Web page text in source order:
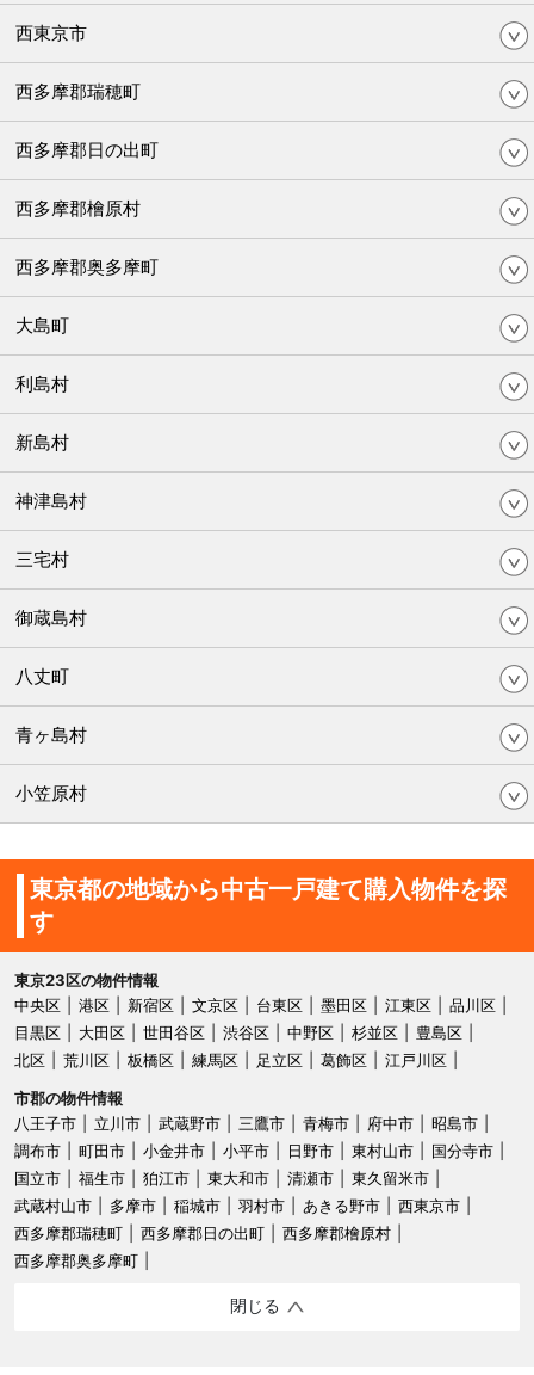
西東京市
西多摩郡瑞穂町
西多摩郡日の出町
西多摩郡檜原村
西多摩郡奥多摩町
大島町
利島村
新島村
神津島村
三宅村
御蔵島村
八丈町
青ヶ島村
小笠原村
東京都の地域から中古一戸建て購入物件を探
す
東京23区の物件情報
中央区
港区 新宿区 文京区 台東区 墨田区 江東区
品川区
目黒区
大田区 世田谷区 渋谷区 中野区 杉並区
豊島区
北区
荒川区 板橋区 練馬区 足立区 葛飾区
江戸川区
市郡の物件情報
八王子市
立川市 武蔵野市 三鷹市 青梅市 府中市
昭島市
調布市
町田市 小金井市 小平市 日野市 東村山市
国分寺市
国立市
福生市 狛江市 東大和市 清瀬市
東久留米市
武蔵村山市
多摩市 稲城市 羽村市 あきる野市
西東京市
西多摩郡瑞穂町
西多摩郡日の出町
西多摩郡檜原村
西多摩郡奥多摩町
閉じる